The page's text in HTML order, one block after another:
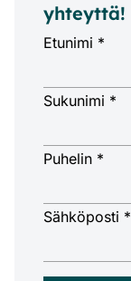
yhteyttä!
Etunimi *
Sukunimi *
Puhelin *
Sähköposti *